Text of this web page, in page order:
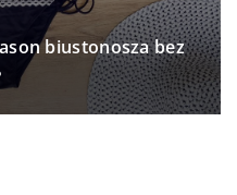
biustonosza bez